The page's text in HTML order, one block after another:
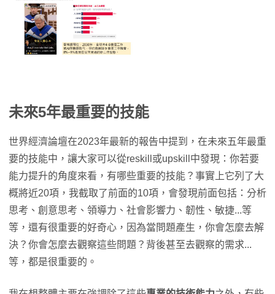
未來5年最重要的技能
世界經濟論壇在2023年最新的報告中提到，在未來五年最重
要的技能中，讓大家可以從reskill或upskill中發現：你若要
能力提升的角度來看，有哪些重要的技能？事實上它列了大
概將近20項，我截取了前面的10項，會發現前面包括：分析
思考、創意思考、領導力、社會影響力、韌性、敏捷...等
等，還有很重要的好奇心，因為當問題產生，你會怎麼去解
決？你會怎麼去觀察這些問題？背後甚至去觀察的需求...
等，都是很重要的。